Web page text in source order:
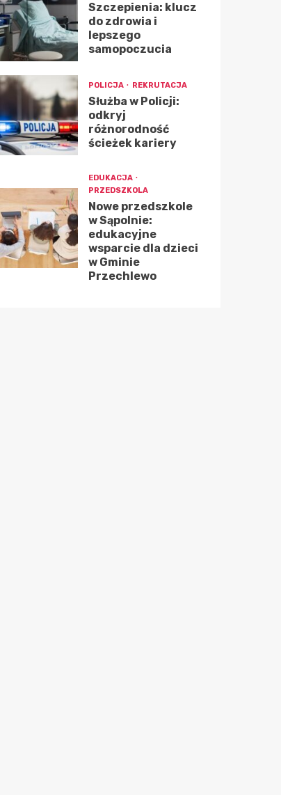
Szczepienia: klucz
do zdrowia i
lepszego
samopoczucia
POLICJA REKRUTACJA
Służba w Policji:
odkryj
różnorodność
ścieżek kariery
EDUKACJA
PRZEDSZKOLA
Nowe przedszkole
w Sąpolnie:
edukacyjne
wsparcie dla dzieci
w Gminie
Przechlewo